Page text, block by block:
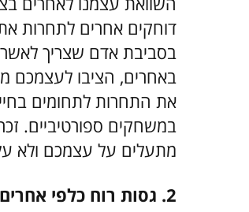
דוחקים אחרים לתחרות
בסביבת אדם שצריך
באחרים, הציבו לעצמכם
את התחרות לתחומים
במשחקים ספורטיביים.
מתעלים על עצמכם ולא
2. גסות רוח כלפי אחרים